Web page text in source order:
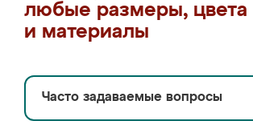
любые размеры, цвета
и материалы
Часто задаваемые вопросы